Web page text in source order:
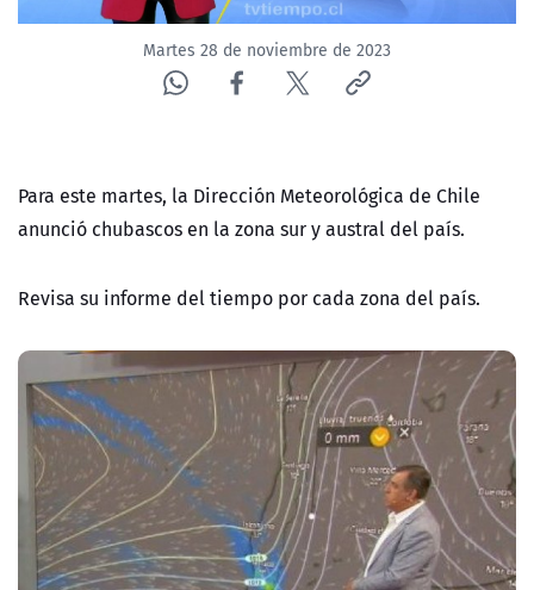
Martes 28 de noviembre de 2023
Para este martes, la Dirección Meteorológica de Chile
anunció chubascos en la zona sur y austral del país.
Revisa su informe del tiempo por cada zona del país.